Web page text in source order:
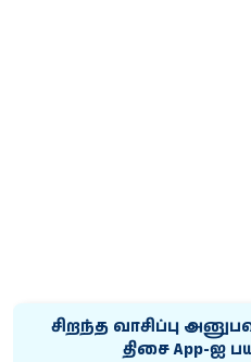
சிறந்த வாசிப்பு
திசை App-ஐ